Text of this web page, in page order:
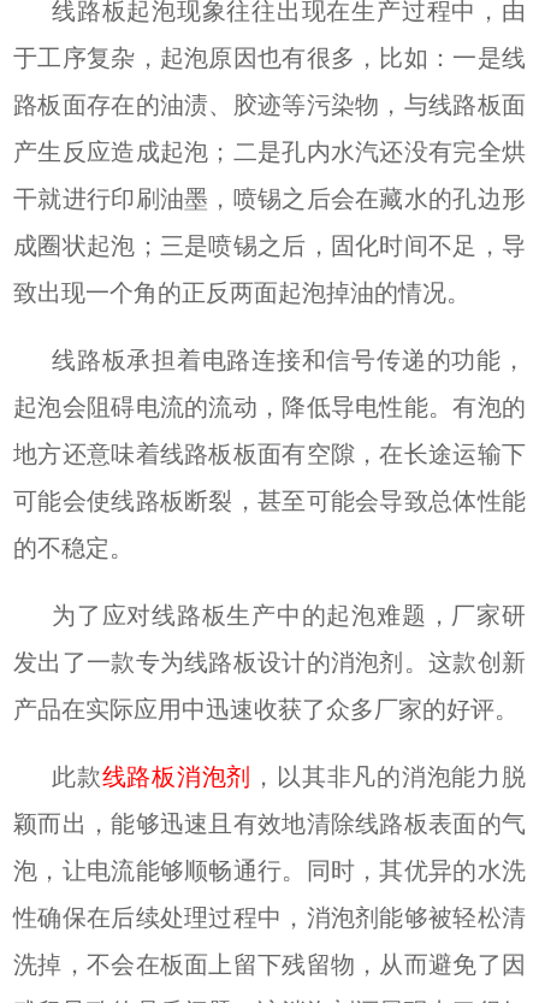
线路板起泡现象往往出现在生产过程中，由
于工序复杂，起泡原因也有很多，比如：一是线
路板面存在的油渍、胶迹等污染物，与线路板面
产生反应造成起泡；二是孔内水汽还没有完全烘
干就进行印刷油墨，喷锡之后会在藏水的孔边形
成圈状起泡；三是喷锡之后，固化时间不足，导
致出现一个角的正反两面起泡掉油的情况。
线路板承担着电路连接和信号传递的功能，
起泡会阻碍电流的流动，降低导电性能。有泡的
地方还意味着线路板板面有空隙，在长途运输下
可能会使线路板断裂，甚至可能会导致总体性能
的不稳定。
为了应对线路板生产中的起泡难题，厂家研
发出了一款专为线路板设计的消泡剂。这款创新
产品在实际应用中迅速收获了众多厂家的好评。
此款线路板消泡剂
，以其非凡的消泡能力脱
颖而出，能够迅速且有效地清除线路板表面的气
泡，让电流能够顺畅通行。同时，其优异的水洗
性确保在后续处理过程中，消泡剂能够被轻松清
洗掉，不会在板面上留下残留物，从而避免了因